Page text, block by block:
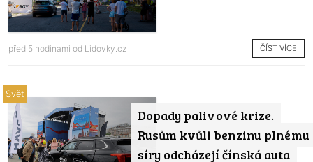
před 5 hodinami od Lidovky.cz ČÍST VÍCE
Dopady palivové krize.
Rusům kvůli benzinu plnému
síry odcházejí čínská auta
Svět